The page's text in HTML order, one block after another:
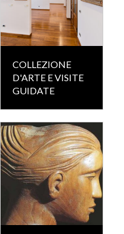
COLLEZIONE
D'ARTE E VISITE
GUIDATE